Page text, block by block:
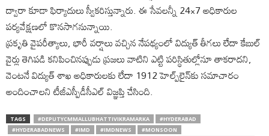
ద్వారా కూడా ఫిర్యాదులు స్వీకరిస్తున్నారు. ఈ సేవలన్నీ 24×7 అధికారుల
పర్యవేక్షణలో కొనసాగనున్నాయి.
ప్రకృతి వైపరీత్యాలు, భారీ వర్షాలు వచ్చిన నేపథ్యంలో విద్యుత్ తీగలు లేదా కేబుల్
వైర్లు తెగిపడి కనిపించినప్పుడు ప్రజలు వాటిని ఎట్టి పరిస్థితుల్లోనూ తాకరాదని,
వెంటనే విద్యుత్ శాఖ అధికారులకు లేదా 1912 హెల్ప్‌లైన్‌కు సమాచారం
అందించాలని టీజీఎస్పీడీసీఎల్ విజ్ఞప్తి చేసింది.
TAGS #DEPUTYCMMALLUBHATTIVIKRAMARKA
#HYDERABAD
#HYDERABADNEWS
#IMD #IMDNEWS
#MONSOON